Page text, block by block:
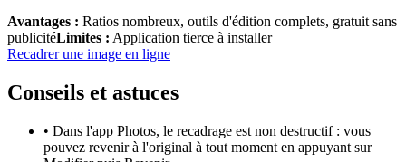
Avantages : Ratios nombreux, outils d'édition complets, gratuit sans
publicitéLimites : Application tierce à installer
Recadrer une image en ligne
Conseils et astuces
• Dans l'app Photos, le recadrage est non destructif : vous
pouvez revenir à l'original à tout moment en appuyant sur